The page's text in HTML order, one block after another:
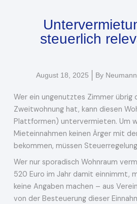
steuerlich
August 18, 2025 By
Wer ein ungenutztes Zimmer übrig
Zweitwohnung hat, kann diesen
Plattformen) untervermieten. Um
Mieteinnahmen keinen Ärger mit
bekommen, müssen
Wer nur sporadisch Wohnraum
520 Euro im Jahr damit einnimmt,
keine Angaben machen – aus
von der Besteuerung dieser